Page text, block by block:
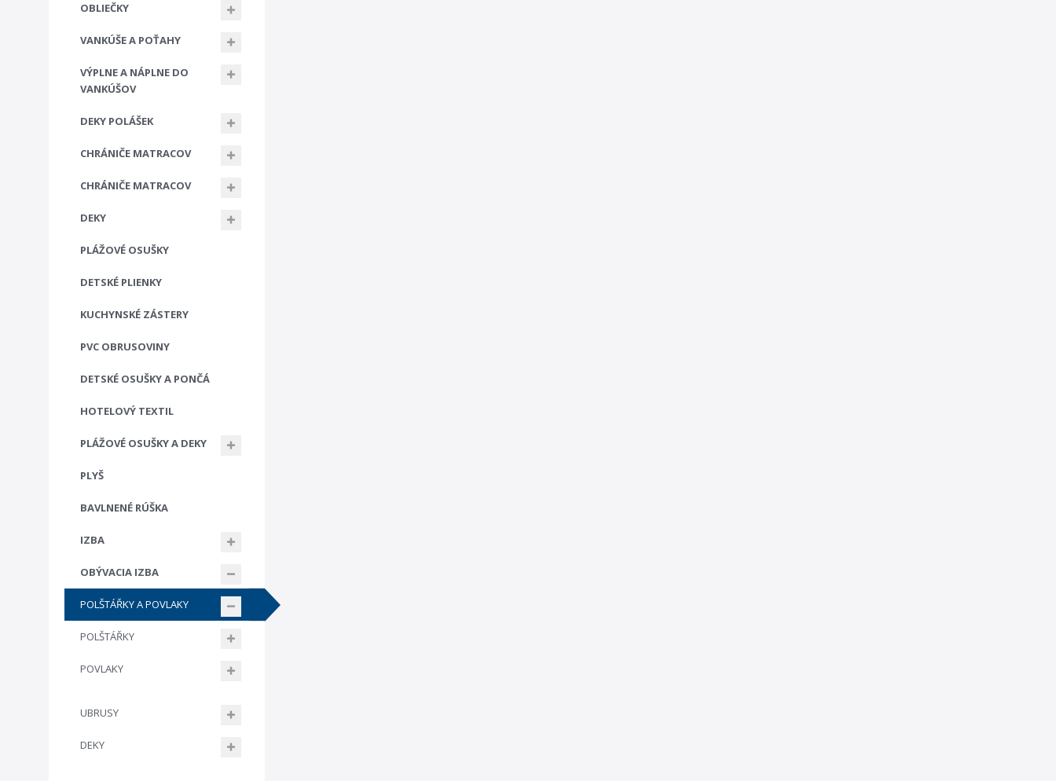
OBLIEČKY
VANKÚŠE A POŤAHY
VÝPLNE A NÁPLNE DO
VANKÚŠOV
DEKY POLÁŠEK
CHRÁNIČE MATRACOV
CHRÁNIČE MATRACOV
DEKY
PLÁŽOVÉ OSUŠKY
DETSKÉ PLIENKY
KUCHYNSKÉ ZÁSTERY
PVC OBRUSOVINY
DETSKÉ OSUŠKY A PONČÁ
HOTELOVÝ TEXTIL
PLÁŽOVÉ OSUŠKY A DEKY
PLYŠ
BAVLNENÉ RÚŠKA
IZBA
OBÝVACIA IZBA
POLŠTÁŘKY A POVLAKY
POLŠTÁŘKY
POVLAKY
UBRUSY
DEKY